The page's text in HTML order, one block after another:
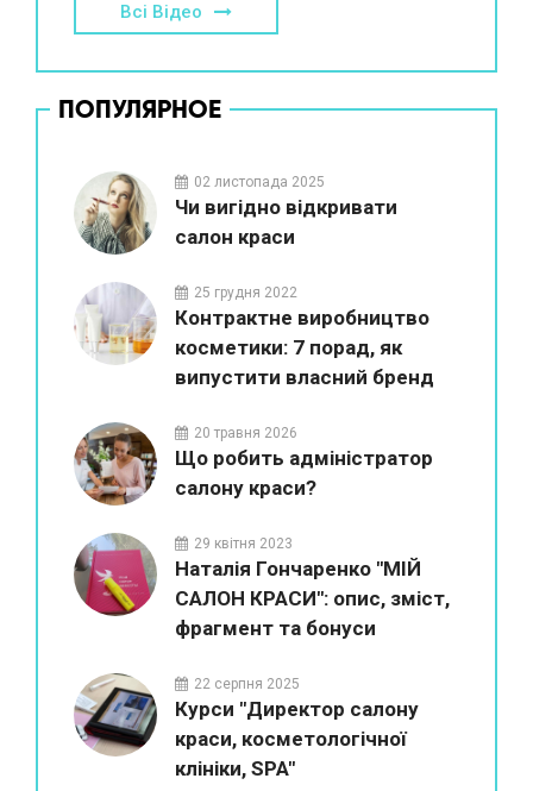
Всі Відео
ПОПУЛЯРНОЕ
02 листопада 2025
Чи вигідно відкривати
салон краси
25 грудня 2022
Контрактне виробництво
косметики: 7 порад, як
випустити власний бренд
20 травня 2026
Що робить адміністратор
салону краси?
29 квітня 2023
Наталія Гончаренко "МІЙ
САЛОН КРАСИ": опис, зміст,
фрагмент та бонуси
22 серпня 2025
Курси "Директор салону
краси, косметологічної
клініки, SPA"